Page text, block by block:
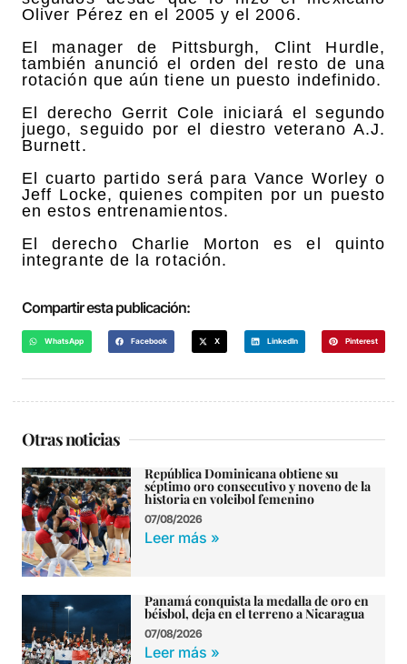
Oliver Pérez en el 2005 y el 2006.
El manager de Pittsburgh, Clint Hurdle,
también anunció el orden del resto de una
rotación que aún tiene un puesto indefinido.
El derecho Gerrit Cole iniciará el segundo
juego, seguido por el diestro veterano A.J.
Burnett.
El cuarto partido será para Vance Worley o
Jeff Locke, quienes compiten por un puesto
en estos entrenamientos.
El derecho Charlie Morton es el quinto
integrante de la rotación.
Compartir esta publicación:
WhatsApp Facebook X LinkedIn Pinterest
Otras noticias
República Dominicana obtiene su
séptimo oro consecutivo y noveno de la
historia en voleibol femenino
07/08/2026
Leer más »
Panamá conquista la medalla de oro en
béisbol, deja en el terreno a Nicaragua
07/08/2026
Leer más »